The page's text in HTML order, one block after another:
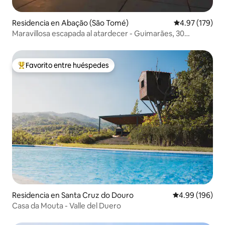
Residencia en Abação (São Tomé) Calificación
4.97 (179)
Maravillosa escapada al atardecer - Guimarães, 30
De los mejores en Favorito entre huéspedes
Favorito entre huéspedes
Residencia en Santa Cruz do Douro Calificación
4.99 (196)
Casa da Mouta - Valle del Duero